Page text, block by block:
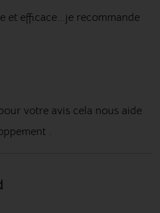
et efficace...je recommande
votre avis cela nous aide
.